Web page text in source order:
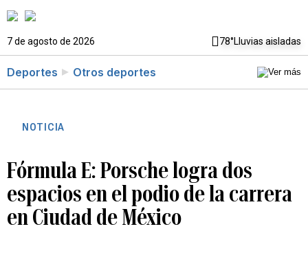
7 de agosto de 2026 78°Lluvias aisladas
Deportes Otros deportes
NOTICIA
Fórmula E: Porsche logra dos
espacios en el podio de la carrera
en Ciudad de México